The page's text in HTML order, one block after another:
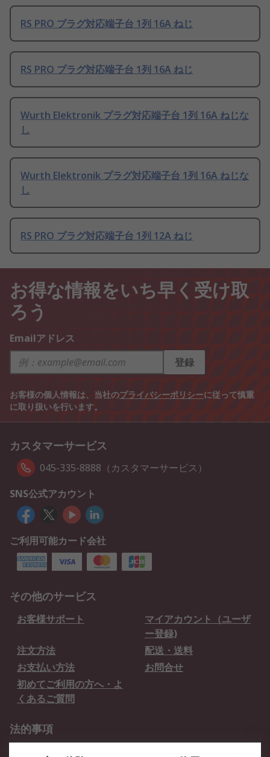
RS PRO プラグ対応端子台 1列 16A ねじ
RS PRO プラグ対応端子台 1列 16A ねじ
Wurth Elektronik プラグ対応端子台 1列 16A ねじな
し
Wurth Elektronik プラグ対応端子台 1列 16A ねじな
し
RS PRO プラグ対応端子台 1列 12A ねじ
お得な情報をいち早く受け取
ろう
Emailアドレス
登録
お客様の個人情報は、当社のプライバシーポリシーに従って慎重
に取り扱いを行います。
カスタマーサービス
045-335-8888（カスタマーサービス）
SNS公式アカウント
ご利用可能カード会社
その他のサービス
お客様サポート
マイアカウント（ユーザ
ー登録)
注文方法
配送・送料
お支払い方法
お問合せ
初めてご利用の方へ・よ
くあるご質問
法的事項